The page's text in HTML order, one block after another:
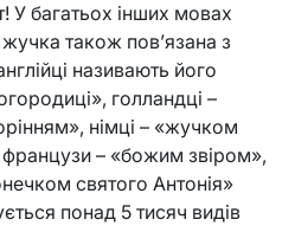
У багатьох інших мовах
також пов’язана з
називають його
голландці –
німці – «жучком
французи – «божим звіром»,
святого Антонія»
понад 5 тисяч видів